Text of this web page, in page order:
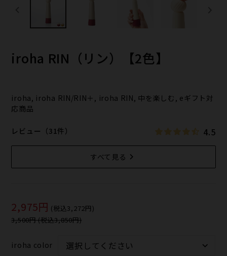
iroha RIN（リン）【2色】
iroha, iroha RIN/RIN＋, iroha RIN, 中を楽しむ, eギフト対
応商品
レビュー（31件） 4.5
すべて見る
2,975円 (税込3,272円)
3,500円 (税込3,850円)
iroha color